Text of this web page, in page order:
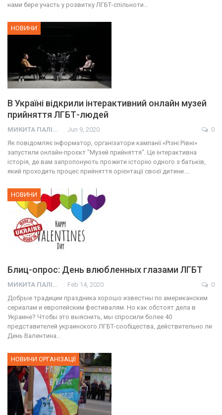
нами бере участь у розвитку ЛГБТ-спільноти…
НОВИНИ
В Україні відкрили інтерактивний онлайн музей
прийняття ЛГБТ-людей
МИКИТА ПАЛІЙ Jun 9, 2020
0
Як повідомляє інформатор, організатори кампанії «Різні.Рівні»
запустили онлайн-проєкт "Музей прийняття". Це інтерактивна
історія, де вам запропонують прожити історію одного з батьків,
який проходить процес прийняття орієнтації своєї дитини.…
НОВИНИ
Блиц-опрос: День влюбленных глазами ЛГБТ
МИКИТА ПАЛІЙ Feb 14, 2020
0
Добрые традиции праздника хорошо известны по американским
сериалам и европейским фестивалям. Но как обстоят дела в
Украине? Чтобы это выяснить, мы спросили более 40
представителей украинского ЛГБТ-сообщества, действительно ли
День Валентина…
НОВИНИ ОРГАНІЗАЦІЇ